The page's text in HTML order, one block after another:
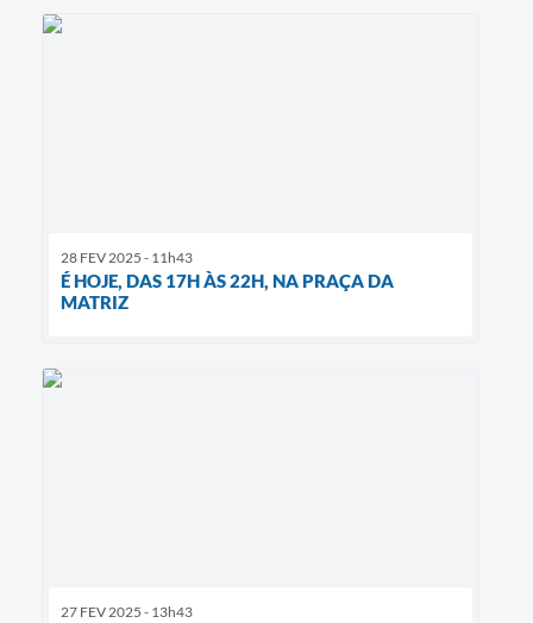
28 FEV 2025 - 11h43
É HOJE, DAS 17H ÀS 22H, NA PRAÇA DA
MATRIZ
27 FEV 2025 - 13h43